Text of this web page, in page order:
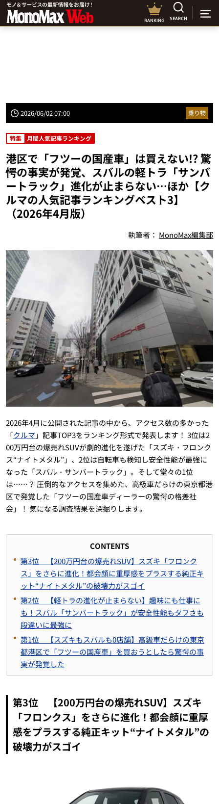
RANKING SEARCH
2026/06/02 07:00 乗り物
特集 月間人気記事ランキング
港区で「フツーの国産車」は買えない!? 驚
愕の事実が発覚、スバルの軽トラ「サンバ
ートラック」進化が止まらない…ほか【ク
ルマの人気記事ランキングベスト3】
（2026年4月版）
執筆者： MonoMax編集部
2026年4月に公開された記事の中から、アクセス数の多かった
「クルマ 」記事TOP3をランキング形式で発表します！ 3位は2
00万円台の爆売れSUVが劇的進化を遂げた「スズキ・フロンク
ス“ナイトメタル”」、2位は自転車も検知し安全性能が最強に
なった「スバル・サンバートラック」。そして堂々の1位
は……？ 圧倒的なアクセスを集めた、高級車だらけの東京都港
区で発覚した「フツーの国産車ディーラーの驚愕の格差社
会」！ 気になる調査結果を深掘りします。
CONTENTS
第3位 【200万円台の爆売れSUV】スズキ「フロンク
ス」をさらに進化！都会顔に重厚感をプラスする純正キ
ット“ナイトメタル”の破壊力がスゴイ
第2位 【軽トラの進化が止まらない】趣味にも仕事に
も！スバル「サンバートラック」が安全性能もタフさも
段違いに最強に
第1位 【スズキもスバルも0店舗】高級車だらけの東京
都港区で「フツーの国産車」を買おうとしたら驚愕の事
実が発覚した
第3位 【200万円台の爆売れSUV】スズキ
「フロンクス」をさらに進化！都会顔に重厚
感をプラスする純正キット“ナイトメタル”の
破壊力がスゴイ